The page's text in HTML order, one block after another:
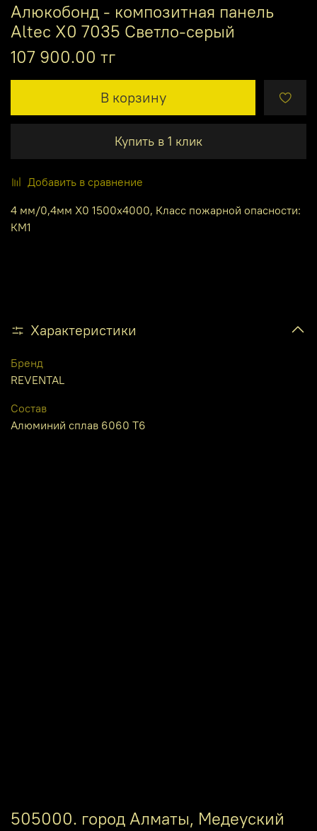
Алюкобонд - композитная панель
Altec X0 7035 Светло-серый
107 900.00 тг
В корзину
Купить в 1 клик
Добавить в сравнение
4 мм/0,4мм X0 1500х4000, Класс пожарной опасности:
КМ1
Характеристики
Бренд
REVENTAL
Состав
Алюминий сплав 6060 Т6
505000. город Алматы, Медеуский